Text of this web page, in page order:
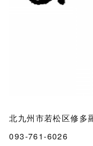
北九州市若松区修多
093-761-6026